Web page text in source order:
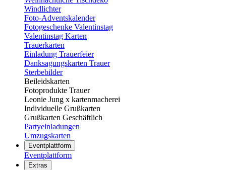
Windlichter
Foto-Adventskalender
Fotogeschenke Valentinstag
Valentinstag Karten
Trauerkarten
Einladung Trauerfeier
Danksagungskarten Trauer
Sterbebilder
Beileidskarten
Fotoprodukte Trauer
Leonie Jung x kartenmacherei
Individuelle Grußkarten
Grußkarten Geschäftlich
Partyeinladungen
Umzugskarten
Eventplattform
Eventplattform
Extras